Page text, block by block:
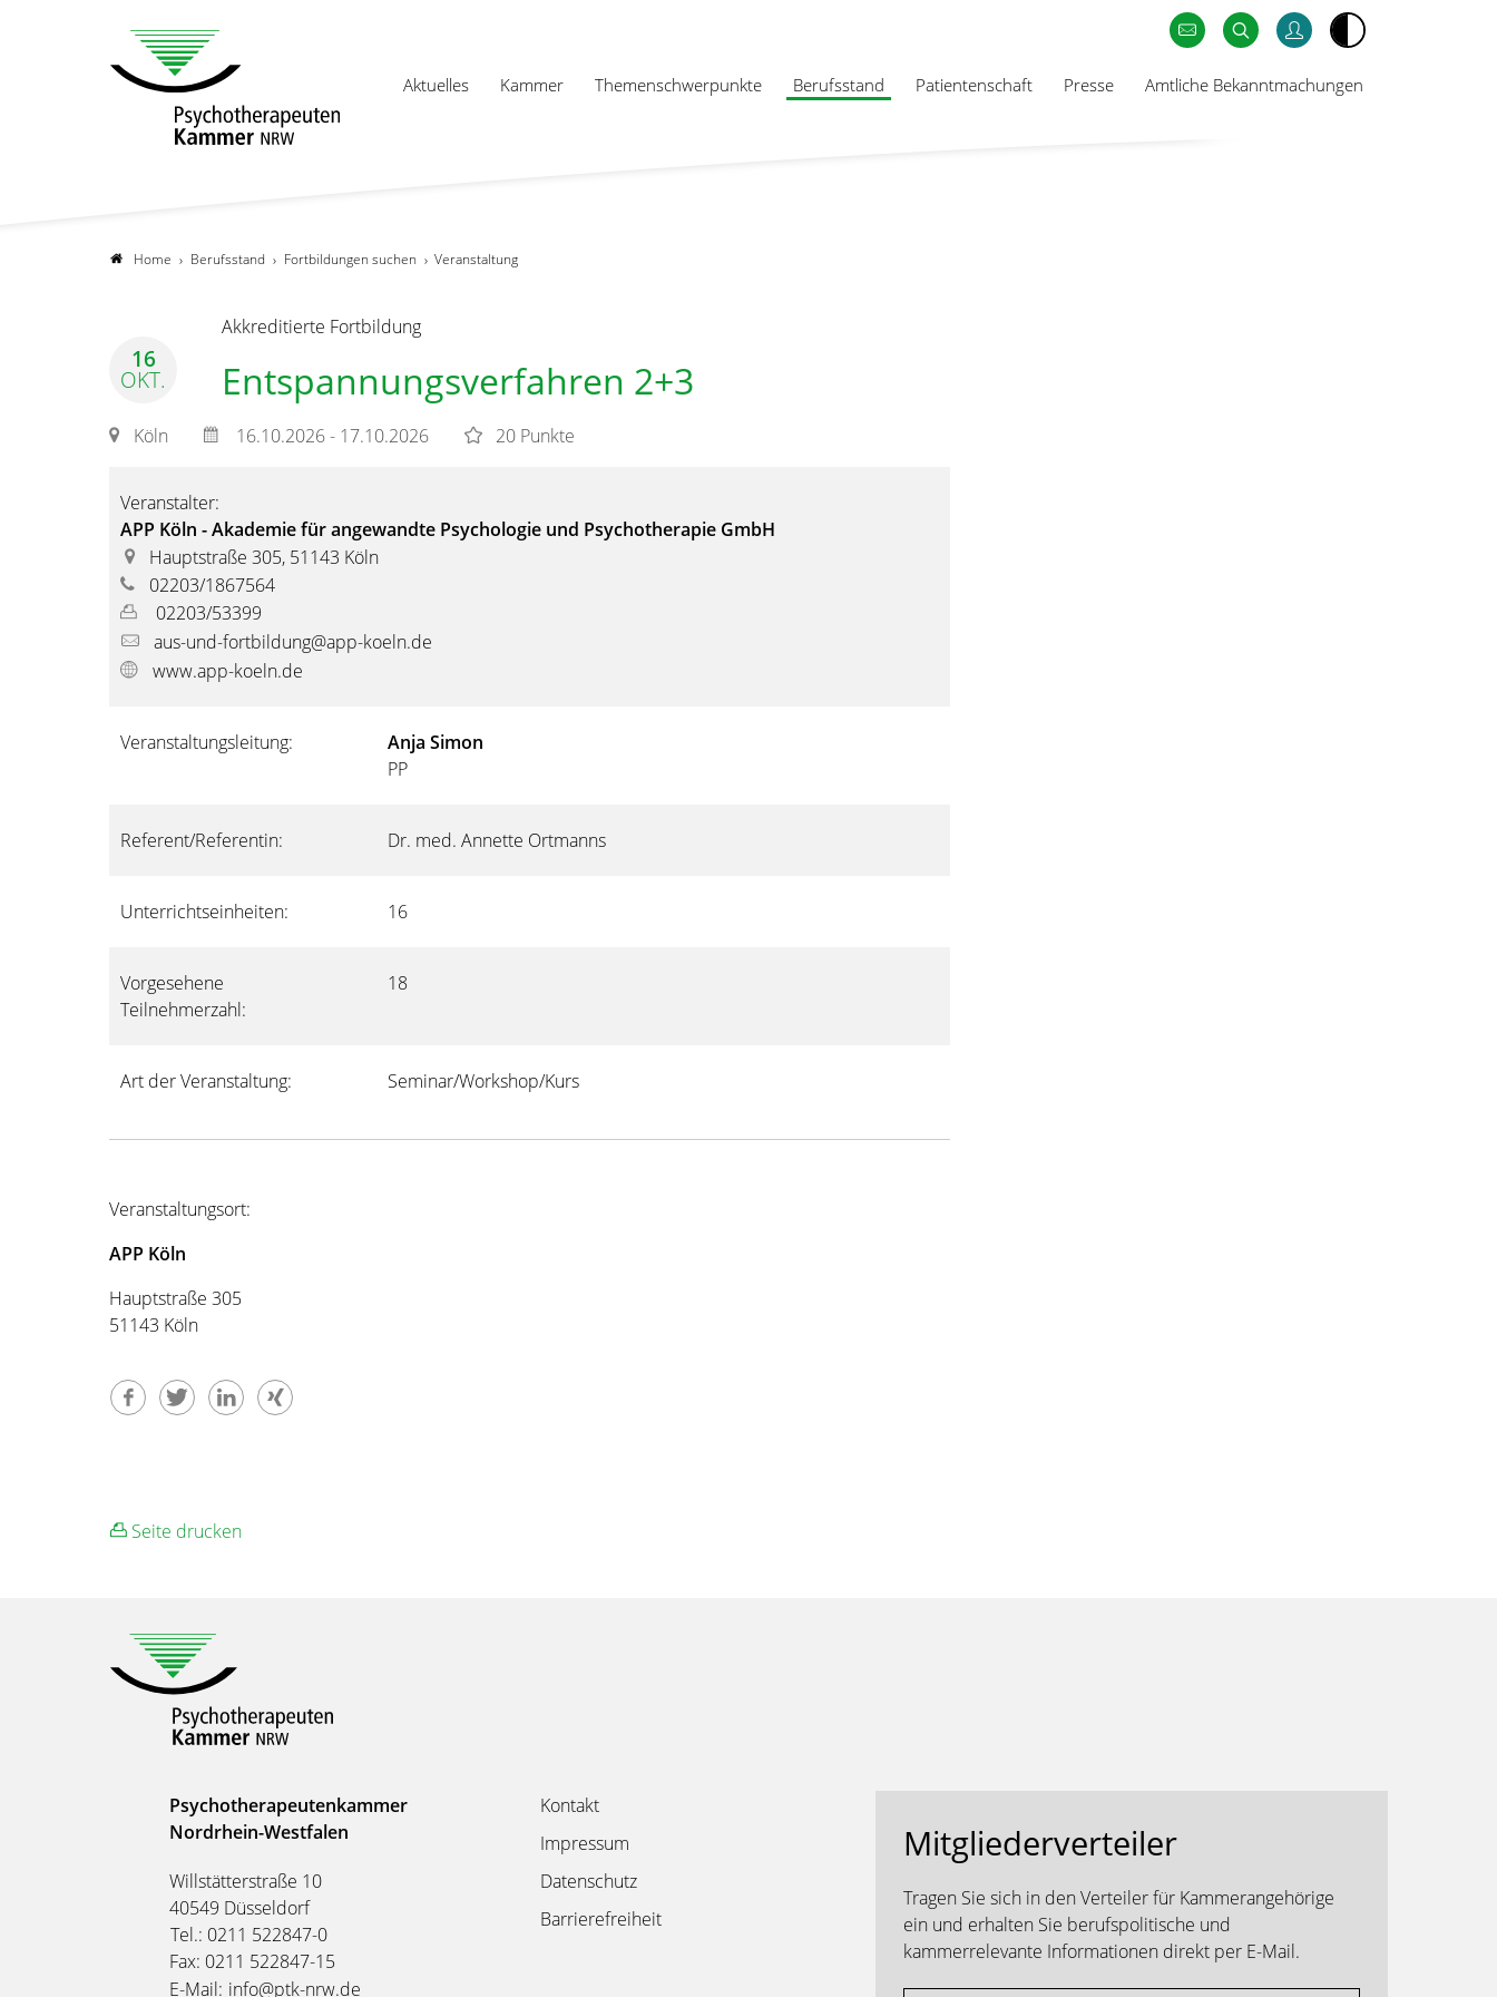
Aktuelles Kammer Themenschwerpunkte Berufsstand Patientenschaft Presse Amtliche Bekanntmachungen
Home Berufsstand Fortbildungen suchen Veranstaltung
16
OKT.
Akkreditierte Fortbildung
Entspannungsverfahren 2+3
Köln 16.10.2026 - 17.10.2026 20 Punkte
Veranstalter:
APP Köln - Akademie für angewandte Psychologie und Psychotherapie GmbH
Hauptstraße 305, 51143 Köln
02203/1867564
02203/53399
aus-und-fortbildung@app-koeln.de
www.app-koeln.de
Veranstaltungsleitung:
Anja Simon
PP
Referent/Referentin: Dr. med. Annette Ortmanns
Unterrichtseinheiten: 16
Vorgesehene
Teilnehmerzahl:
18
Art der Veranstaltung: Seminar/Workshop/Kurs
Veranstaltungsort:
APP Köln
Hauptstraße 305
51143 Köln
Seite drucken
Psychotherapeutenkammer
Nordrhein-Westfalen
Willstätterstraße 10
40549 Düsseldorf
Tel.: 0211 522847-0
Fax: 0211 522847-15
E-Mail: info@ptk-nrw.de
Kontakt
Impressum
Datenschutz
Barrierefreiheit
Mitgliederverteiler
Tragen Sie sich in den Verteiler für Kammerangehörige
ein und erhalten Sie berufspolitische und
kammerrelevante Informationen direkt per E-Mail.